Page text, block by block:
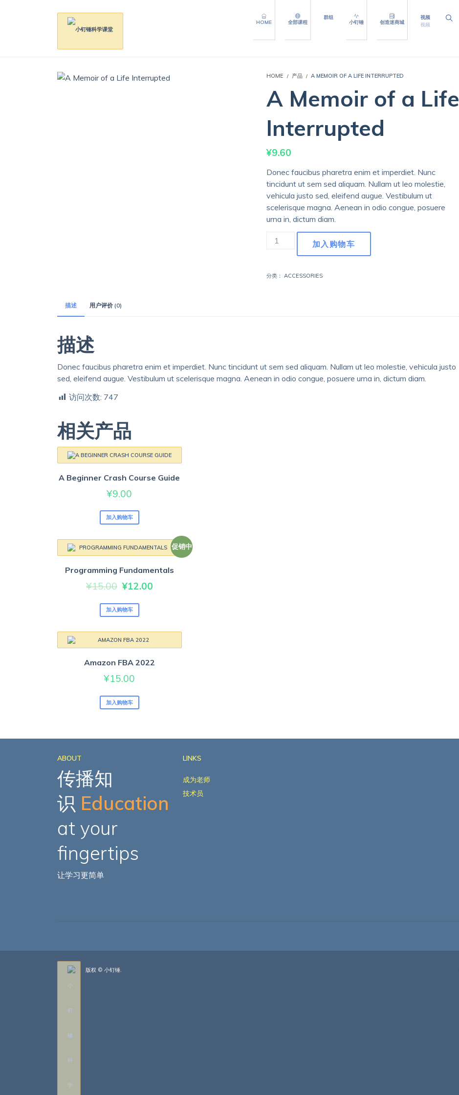
HOME 全部课程
群组
小钉锤 创造迷商城
视频
视频
HOME 产品 A MEMOIR OF A LIFE INTERRUPTED
A Memoir of a Life
Interrupted
¥9.60
Donec faucibus pharetra enim et imperdiet. Nunc
tincidunt ut sem sed aliquam. Nullam ut leo molestie,
vehicula justo sed, eleifend augue. Vestibulum ut
scelerisque magna. Aenean in odio congue, posuere
urna in, dictum diam.
a
加入购物车
分类： ACCESSORIES
描述 用户评价 (0)
描述
Donec faucibus pharetra enim et imperdiet. Nunc tincidunt ut sem sed aliquam. Nullam ut leo molestie, vehicula justo
sed, eleifend augue. Vestibulum ut scelerisque magna. Aenean in odio congue, posuere urna in, dictum diam.
访问次数: 747
相关产品
A Beginner Crash Course Guide
¥9.00
加入购物车
促销中
Programming Fundamentals
¥15.00 原
为：
¥12.00当
加入购物车
Amazon FBA 2022
¥15.00
加入购物车
ABOUT
传播知
识 Education
at your
fingertips
让学习更简单
LINKS
成为老师
技术员
版权 © 小钉锤.